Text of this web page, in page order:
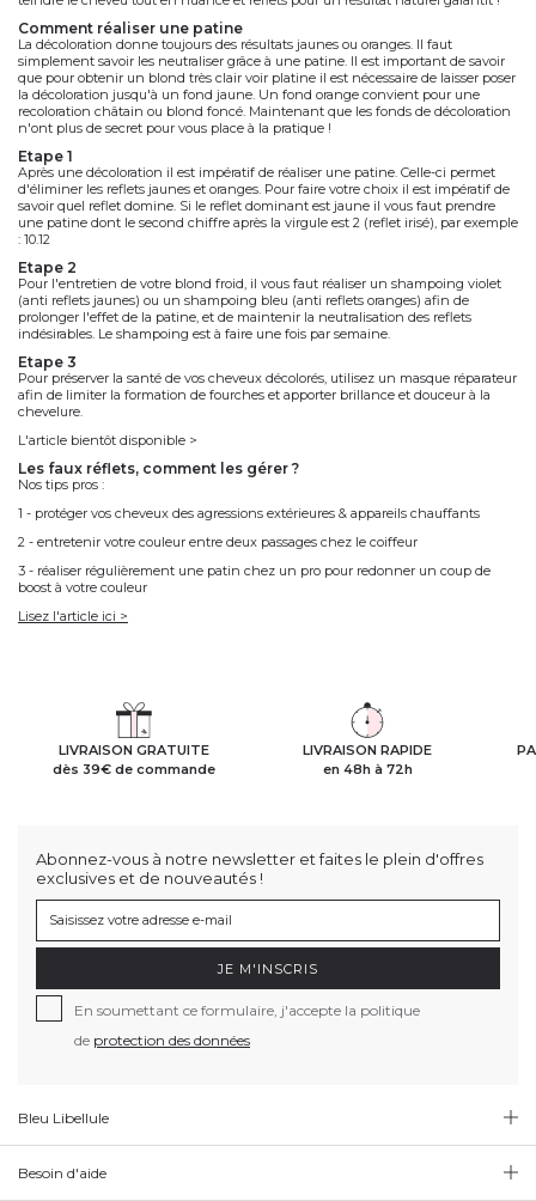
comment réaliser une patine
La décoloration donne toujours des résultats jaunes ou oranges. Il faut
simplement savoir les neutraliser grâce à une patine. Il est important de savoir
que pour obtenir un blond très clair voir platine il est nécessaire de laisser poser
la décoloration jusqu'à un fond jaune. Un fond orange convient pour une
recoloration châtain ou blond foncé. Maintenant que les fonds de décoloration
n'ont plus de secret pour vous place à la pratique !
etape 1
Après une décoloration il est impératif de réaliser une patine. Celle-ci permet
d'éliminer les reflets jaunes et oranges. Pour faire votre choix il est impératif de
savoir quel reflet domine. Si le reflet dominant est jaune il vous faut prendre
une patine dont le second chiffre après la virgule est 2 (reflet irisé), par exemple
: 10.12
etape 2
Pour l'entretien de votre blond froid, il vous faut réaliser un shampoing violet
(anti reflets jaunes) ou un shampoing bleu (anti reflets oranges) afin de
prolonger l'effet de la patine, et de maintenir la neutralisation des reflets
indésirables. Le shampoing est à faire une fois par semaine.
etape 3
Pour préserver la santé de vos cheveux décolorés, utilisez un masque réparateur
afin de limiter la formation de fourches et apporter brillance et douceur à la
chevelure.
L'article bientôt disponible >
les faux réflets, comment les gérer ?
Nos tips pros :
1 - protéger vos cheveux des agressions extérieures & appareils chauffants
2 - entretenir votre couleur entre deux passages chez le coiffeur
3 - réaliser régulièrement une patin chez un pro pour redonner un coup de
boost à votre couleur
Lisez l'article ici >
LIVRAISON GRATUITE
dès 39€ de commande
LIVRAISON RAPIDE
en 48h à 72h
Abonnez-vous à notre newsletter et faites le plein d'offres
exclusives et de nouveautés !
JE M'INSCRIS
En soumettant ce formulaire, j'accepte la politique
de protection des données
Bleu Libellule
Besoin d'aide